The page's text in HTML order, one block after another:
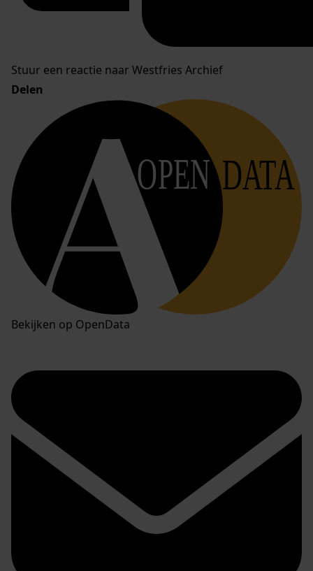
Stuur een reactie naar Westfries Archief
Delen
OPEN DATA
Bekijken op OpenData